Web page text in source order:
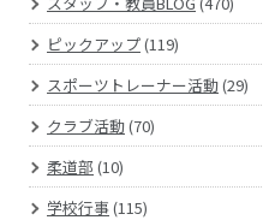
ピックアップ(119)
スポーツトレーナー活動(29)
クラブ活動(70)
柔道部 (10)
学校行事(115)